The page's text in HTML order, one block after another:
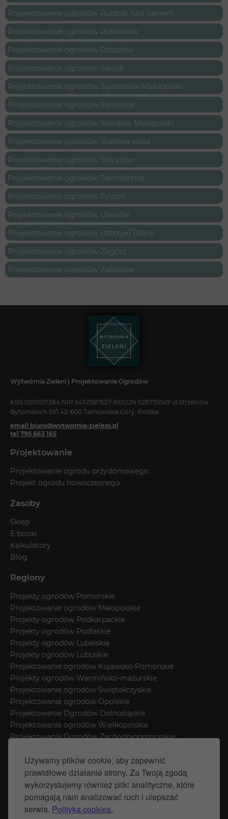
Używamy plików cookie, aby zapewnić
prawidłowe działanie strony. Za Twoją zgodą
wykorzystujemy również pliki analityczne, które
pomagają nam analizować ruch i ulepszać
serwis. Polityka cookies.
Projektowanie ogrodów Rudnik nad Sanem
Projektowanie ogrodów Rymanów
Projektowanie ogrodów Rzeszów
Projektowanie ogrodów Sanok
Projektowanie ogrodów Sędziszów Małopolski
Projektowanie ogrodów Sieniawa
Projektowanie ogrodów Sokołów Małopolski
Projektowanie ogrodów Stalowa wola
Projektowanie ogrodów Strzyżów
Projektowanie ogrodów Tarnobrzeg
Projektowanie ogrodów Tyczyn
Projektowanie ogrodów Ulanów
Projektowanie ogrodów Ustrzyki Dolne
Projektowanie ogrodów Zagórz
Projektowanie ogrodów Zaklików
Wytwórnia Zieleni | Projektowanie Ogrodów
KRS 0001107384 NIP 6452587627 REGON 528715049 ul Strzelców
Bytomskich 51/1 42-600 Tarnowskie Góry, Polska
email biuro@wytwornia-zieleni.pl
tel 795 663 165
Projektowanie
Projektowanie ogrodu przydomowego
Projekt ogrodu nowoczesnego
Zasoby
Sklep
E-booki
Kalkulatory
Blog
Regiony
Projekty ogrodów Pomorskie
Projektowanie ogrodów Małopolskie
Projekty ogrodów Podkarpackie
Projekty ogrodów Podlaskie
Projekty ogrodów Lubelskie
Projekty ogrodów Lubuskie
Projektowanie ogrodów Kujawsko-Pomorskie
Projekty ogrodów Warmińsko-mazurskie
Projektowanie ogrodów Świętokrzyskie
Projektowanie ogrodów Opolskie
Projektowanie Ogrodów Dolnośląskie
Projektowanie ogrodów Wielkopolskie
Projektowanie Ogrodów Zachodniopomorskie
Projektowanie ogrodów w Mazowieckim
Projektowanie Ogrodów Śląsk
Polityka prywatności
Polityka Cookies